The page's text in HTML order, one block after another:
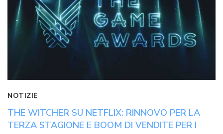
NOTIZIE
THE WITCHER SU NETFLIX: RINNOVO PER LA
TERZA STAGIONE E BOOM DI VENDITE PER I